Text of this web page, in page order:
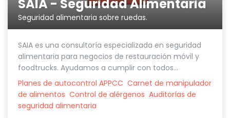
SAIA - Seguridad Alimentaria
Seguridad alimentaria sobre ruedas.
SAIA es una consultoría especializada en seguridad
alimentaria para negocios de restauración móvil y
foodtrucks. Ayudamos a cumplir con todos...
Planes de autocontrol APPCC Carnet de manipulador
de alimentos Control de alérgenos Auditorías de
seguridad alimentaria